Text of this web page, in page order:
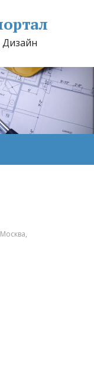
Дизайн
Москва,